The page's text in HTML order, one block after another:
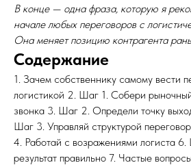
В конце — одна фраза, которую я
начале любых переговоров с
Она меняет позицию контрагента
Содержание
1. Зачем собственнику самому вести
логистикой 2. Шаг 1. Собери
звонка 3. Шаг 2. Определи точку
Шаг 3. Управляй структурой
4. Работай с возражениями логиста
результат правильно 7. Частые